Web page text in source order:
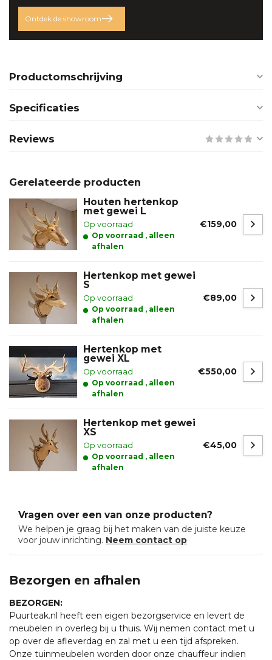
Ontdek de showroom
Productomschrijving
Specificaties
Reviews
Gerelateerde producten
Houten hertenkop
met gewei L
Op voorraad
Op voorraad , alleen
afhalen
€159,00
Hertenkop met gewei
S
Op voorraad
Op voorraad , alleen
afhalen
€89,00
Hertenkop met
gewei XL
Op voorraad
Op voorraad , alleen
afhalen
€550,00
Hertenkop met gewei
XS
Op voorraad
Op voorraad , alleen
afhalen
€45,00
Vragen over een van onze producten?
We helpen je graag bij het maken van de juiste keuze
voor jouw inrichting. Neem contact op
Bezorgen en afhalen
BEZORGEN:
Puurteak.nl heeft een eigen bezorgservice en levert de
meubelen in overleg bij u thuis. Wij nemen contact met u
op over de afleverdag en zal met u een tijd afspreken.
Onze tuinmeubelen worden door onze chauffeur indien